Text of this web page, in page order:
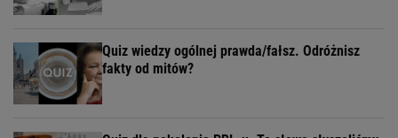
Quiz wiedzy ogólnej prawda/fałsz. Odróżnisz
fakty od mitów?